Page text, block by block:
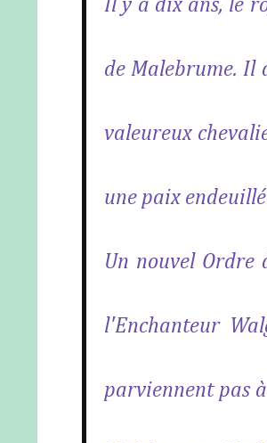
Il y a dix ans, le
de Malebrume. Il
valeureux
une paix
Un nouvel Ordre
l'Enchanteur
parviennent pas